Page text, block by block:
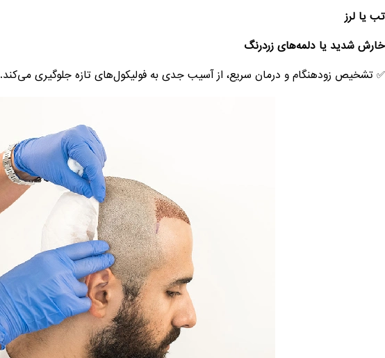
تب یا لرز
خارش شدید یا دلمه‌های زردرنگ
✅ تشخیص زودهنگام و درمان سریع، از آسیب جدی به فولیکول‌های تازه جلوگیری می‌کند.